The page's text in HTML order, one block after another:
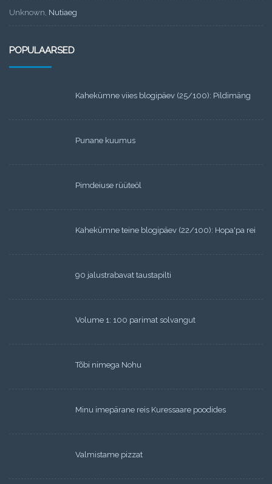
Unknown Nutiaeg
POPULAARSED
Kahekümne viies blogipäev (25/100): Pildimäng
Punane kuumus
Pimdeiuse rüüteöl
Kahekümne teine blogipäev (22/100): Hopa'pa rei
90 jalustrabavat taustapilti
Volume 1: 100 parimat solvangut
Tõbi nimega Nohu
Minu imepärane reis Kuressaare poodides
Valmistame pizzat